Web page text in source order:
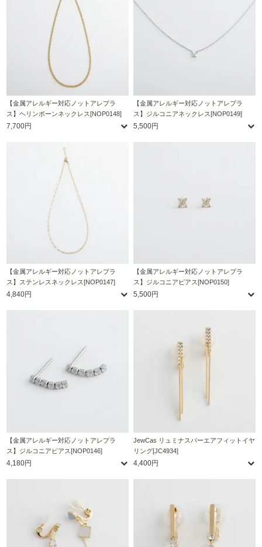
【金属アレルギー対応ノットアレプラ
ス】ヘリンボーンネックレス[NOP0148]
7,700円
【金属アレルギー対応ノットアレプラ
ス】ジルコニアネックレス[NOP0149]
5,500円
【金属アレルギー対応ノットアレプラ
ス】ステンレスネックレス[NOP0147]
4,840円
【金属アレルギー対応ノットアレプラ
ス】ジルコニアピアス[NOP0150]
5,500円
【金属アレルギー対応ノットアレプラ
ス】ジルコニアピアス[NOP0146]
4,180円
JewCas リュミナスバーエアフィットイヤ
リング[JC4934]
4,400円